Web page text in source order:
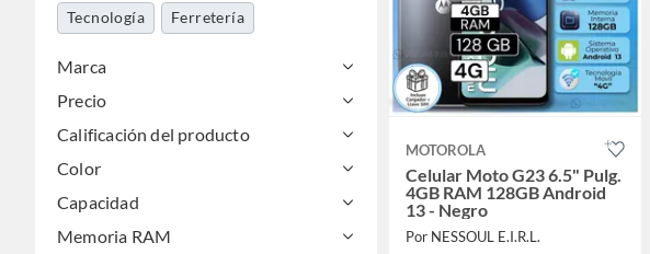
Tecnología Ferretería
Marca
Precio
Calificación del producto
Color
Capacidad
Memoria RAM
MOTOROLA
Celular Moto G23 6.5" Pulg.
4GB RAM 128GB Android
13 - Negro
Por NESSOUL E.I.R.L.